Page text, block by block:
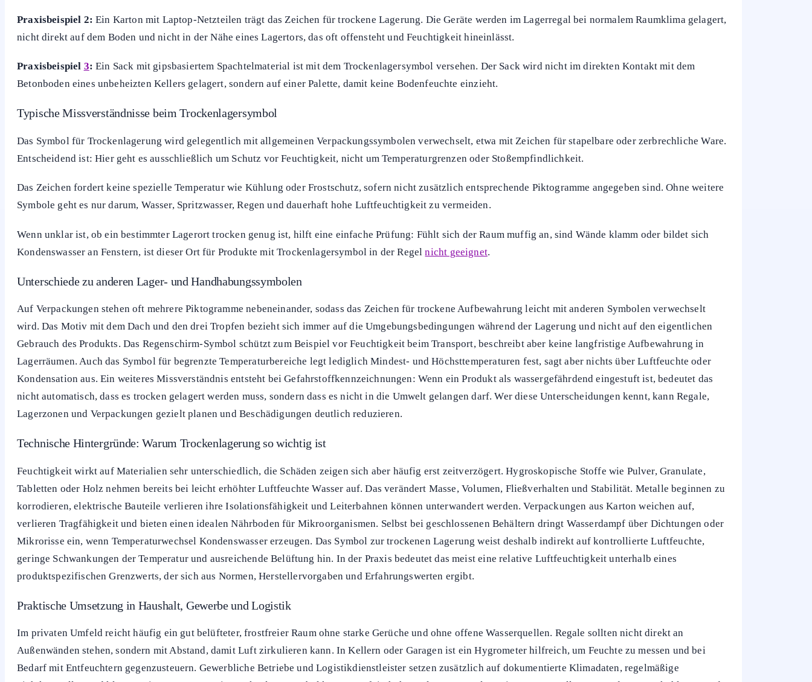
Praxisbeispiel 2: Ein Karton mit Laptop-Netzteilen trägt das Zeichen für trockene Lagerung. Die Geräte werden im Lagerregal bei normalem Raumklima gelagert,
nicht direkt auf dem Boden und nicht in der Nähe eines Lagertors, das oft offensteht und Feuchtigkeit hineinlässt.
Praxisbeispiel 3: Ein Sack mit gipsbasiertem Spachtelmaterial ist mit dem Trockenlagersymbol versehen. Der Sack wird nicht im direkten Kontakt mit dem
Betonboden eines unbeheizten Kellers gelagert, sondern auf einer Palette, damit keine Bodenfeuchte einzieht.
Typische Missverständnisse beim Trockenlagersymbol
Das Symbol für Trockenlagerung wird gelegentlich mit allgemeinen Verpackungssymbolen verwechselt, etwa mit Zeichen für stapelbare oder zerbrechliche Ware.
Entscheidend ist: Hier geht es ausschließlich um Schutz vor Feuchtigkeit, nicht um Temperaturgrenzen oder Stoßempfindlichkeit.
Das Zeichen fordert keine spezielle Temperatur wie Kühlung oder Frostschutz, sofern nicht zusätzlich entsprechende Piktogramme angegeben sind. Ohne weitere
Symbole geht es nur darum, Wasser, Spritzwasser, Regen und dauerhaft hohe Luftfeuchtigkeit zu vermeiden.
Wenn unklar ist, ob ein bestimmter Lagerort trocken genug ist, hilft eine einfache Prüfung: Fühlt sich der Raum muffig an, sind Wände klamm oder bildet sich
Kondenswasser an Fenstern, ist dieser Ort für Produkte mit Trockenlagersymbol in der Regelnicht geeignet.
Unterschiede zu anderen Lager- und Handhabungssymbolen
Auf Verpackungen stehen oft mehrere Piktogramme nebeneinander, sodass das Zeichen für trockene Aufbewahrung leicht mit anderen Symbolen verwechselt
wird. Das Motiv mit dem Dach und den drei Tropfen bezieht sich immer auf die Umgebungsbedingungen während der Lagerung und nicht auf den eigentlichen
Gebrauch des Produkts. Das Regenschirm-Symbol schützt zum Beispiel vor Feuchtigkeit beim Transport, beschreibt aber keine langfristige Aufbewahrung in
Lagerräumen. Auch das Symbol für begrenzte Temperaturbereiche legt lediglich Mindest- und Höchsttemperaturen fest, sagt aber nichts über Luftfeuchte oder
Kondensation aus. Ein weiteres Missverständnis entsteht bei Gefahrstoffkennzeichnungen: Wenn ein Produkt als wassergefährdend eingestuft ist, bedeutet das
nicht automatisch, dass es trocken gelagert werden muss, sondern dass es nicht in die Umwelt gelangen darf. Wer diese Unterscheidungen kennt, kann Regale,
Lagerzonen und Verpackungen gezielt planen und Beschädigungen deutlich reduzieren.
Technische Hintergründe: Warum Trockenlagerung so wichtig ist
Feuchtigkeit wirkt auf Materialien sehr unterschiedlich, die Schäden zeigen sich aber häufig erst zeitverzögert. Hygroskopische Stoffe wie Pulver, Granulate,
Tabletten oder Holz nehmen bereits bei leicht erhöhter Luftfeuchte Wasser auf. Das verändert Masse, Volumen, Fließverhalten und Stabilität. Metalle beginnen zu
korrodieren, elektrische Bauteile verlieren ihre Isolationsfähigkeit und Leiterbahnen können unterwandert werden. Verpackungen aus Karton weichen auf,
verlieren Tragfähigkeit und bieten einen idealen Nährboden für Mikroorganismen. Selbst bei geschlossenen Behältern dringt Wasserdampf über Dichtungen oder
Mikrorisse ein, wenn Temperaturwechsel Kondenswasser erzeugen. Das Symbol zur trockenen Lagerung weist deshalb indirekt auf kontrollierte Luftfeuchte,
geringe Schwankungen der Temperatur und ausreichende Belüftung hin. In der Praxis bedeutet das meist eine relative Luftfeuchtigkeit unterhalb eines
produktspezifischen Grenzwerts, der sich aus Normen, Herstellervorgaben und Erfahrungswerten ergibt.
Praktische Umsetzung in Haushalt, Gewerbe und Logistik
Im privaten Umfeld reicht häufig ein gut belüfteter, frostfreier Raum ohne starke Gerüche und ohne offene Wasserquellen. Regale sollten nicht direkt an
Außenwänden stehen, sondern mit Abstand, damit Luft zirkulieren kann. In Kellern oder Garagen ist ein Hygrometer hilfreich, um Feuchte zu messen und bei
Bedarf mit Entfeuchtern gegenzusteuern. Gewerbliche Betriebe und Logistikdienstleister setzen zusätzlich auf dokumentierte Klimadaten, regelmäßige